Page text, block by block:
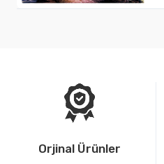
Orjinal Ürünler